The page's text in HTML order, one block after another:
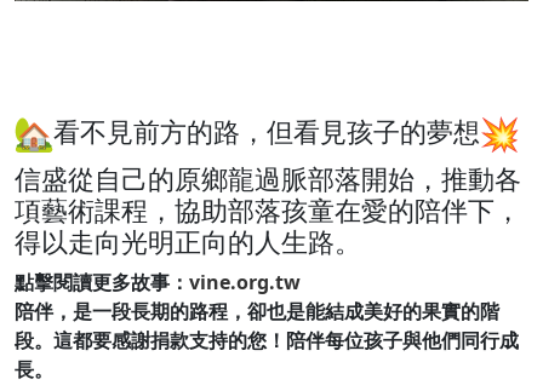
看不見前方的路，但看見孩子的夢想
信盛從自己的原鄉龍過脈部落開始，推動各
項藝術課程， 協助部落孩童在愛的陪伴下，
得以走向光明正向的人生路。
點擊閱讀更多故事： vine.org.tw
陪伴，是一段長期的路程，卻也是能結成美好的果實的階
段。這都要感謝捐款支持的您！陪伴每位孩子與他們同行成
長。